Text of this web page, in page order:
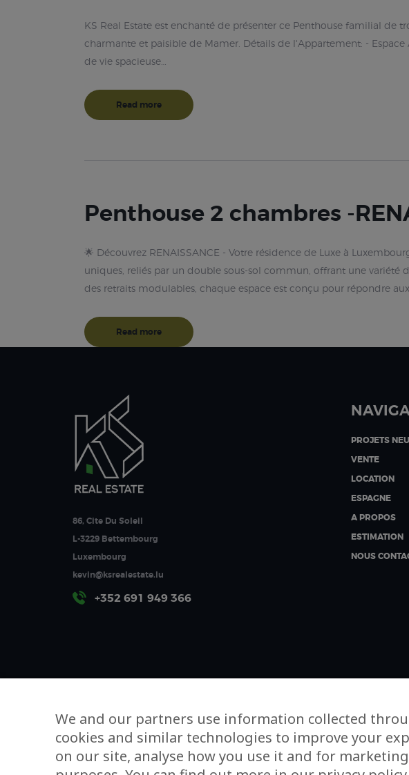
KS Real Estate est enchanté de présenter ce Penthouse familial de
charmante et paisible de Mamer. Détails de l'Appartement: -
de vie spacieuse…
Read more
Penthouse 2 chambres -
🌟 Découvrez RENAISSANCE - Votre résidence de Luxe à
uniques, reliés par un double sous-sol commun, offrant une variété
des retraits modulables, chaque espace est conçu pour répondre aux…
Read more
86, Cite Du Soleil
L-3229 Bettembourg
Luxembourg
kevin@ksrealestate.lu
+352 691 949 366
PROJETS
VENTE
LOCATION
ESPAGNE
A PROPOS
ESTIMATION
NOUS
We and our partners use information collected
cookies and similar technologies to improve your
on our site, analyse how you use it and for marketing